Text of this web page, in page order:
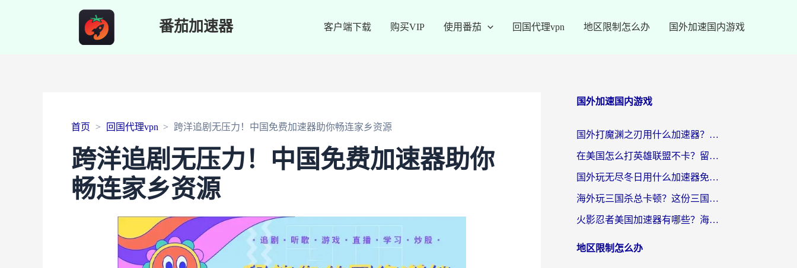
番茄加速器 客户端下载 购买VIP 使用番茄 回国代理vpn 地区限制怎么办 国外加速国内游戏
首页 回国代理vpn 跨洋追剧无压力！中国免费加速器助你畅连家乡资源
跨洋追剧无压力！中国免费加速器助你
畅连家乡资源
国外加速国内游戏
国外打魔渊之刃用什么加速器？2026海外玩家国服游戏加速全攻略（附闪耀暖暖&复苏的魔女避坑指南）
在美国怎么打英雄联盟不卡？留学生亲测的国服游戏加速全攻略
国外玩无尽冬日用什么加速器免费？海外党国服游戏加速避坑指南
海外玩三国杀总卡顿？这份三国杀游戏加速器指南帮你告别延迟烦恼
火影忍者美国加速器有哪些？海外党亲测的国服游戏加速全攻略（含菲律宾玩三国之刃守望黎明技巧）
地区限制怎么办